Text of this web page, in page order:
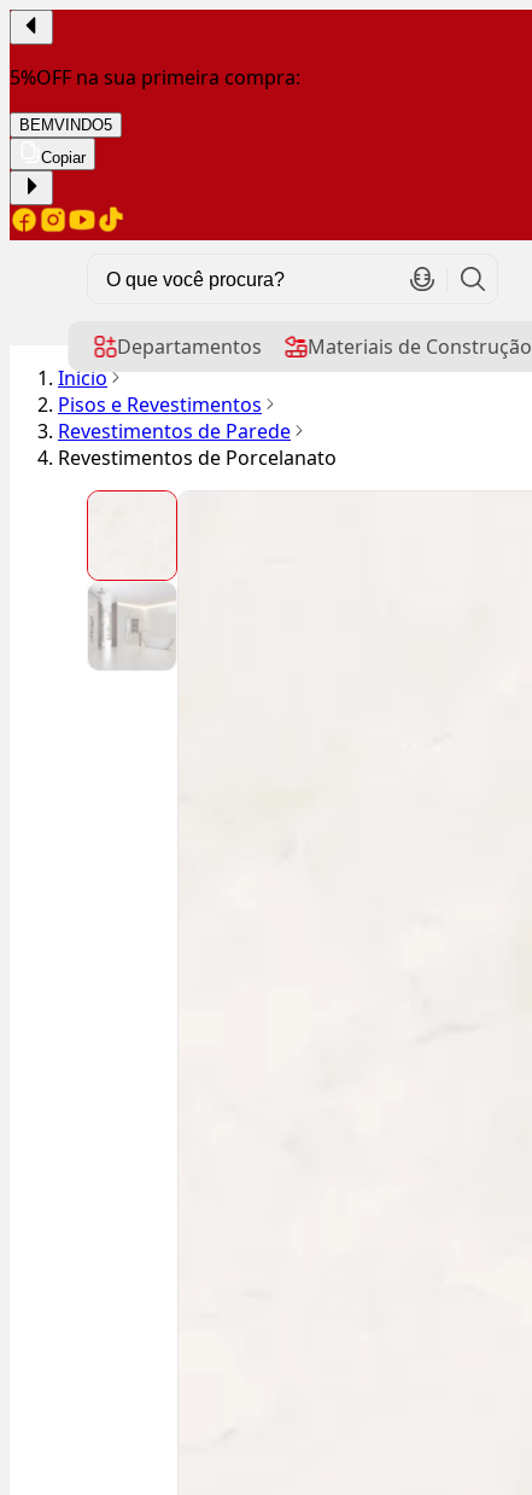
5%OFF na sua primeira compra:
BEMVINDO5
Copiar
Departamentos Materiais de Construção
Início
Pisos e Revestimentos
Revestimentos de Parede
Revestimentos de Porcelanato